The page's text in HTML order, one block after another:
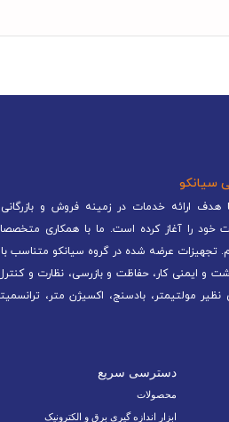
سیانکو
ارائه خدمات در زمینه فروش و بازرگانی
از سال 1385 فعالیت خود را آغاز کرده است. ما با
تجهیزات عرضه شده در گروه سیانکو متناسب
و ایمنی کار، حفاظت و بازرسی، نظارت و
مولتیمتر، بادسنج، اکسیژن متر،
دسترسی سریع
محصولات
ابزار اندازه گیری برق و الکترونیک